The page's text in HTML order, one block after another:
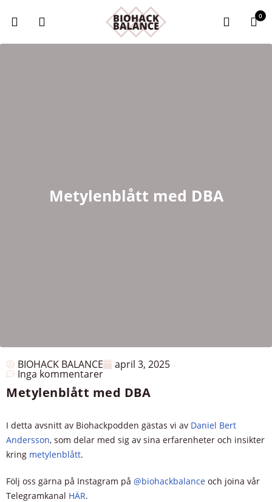
0
Metylenblått med DBA
BIOHACK BALANCE april 3, 2025
Inga kommentarer
Metylenblått med DBA
I detta avsnitt av Biohackpodden gästas vi av Daniel Bert
Andersson, som delar med sig av sina erfarenheter och insikter
kring metylenblått.
Följ oss gärna på Instagram på @biohackbalance och joina vår
Telegramkanal HÄR.